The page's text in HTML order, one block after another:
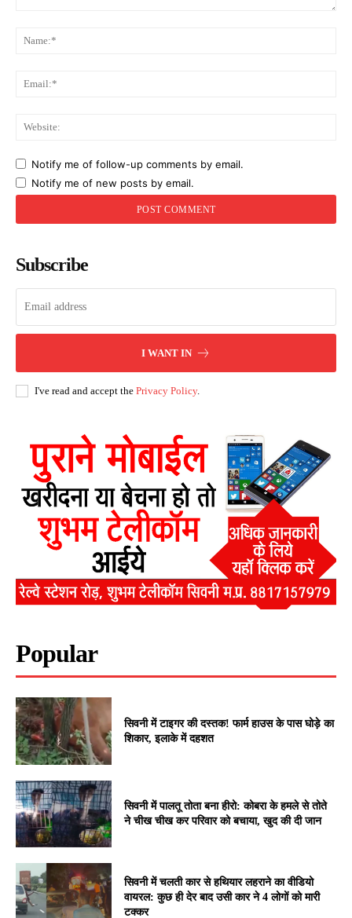
Notify me of follow-up comments by email.
Notify me of new posts by email.
Subscribe
I WANT IN
I've read and accept the Privacy Policy.
Popular
सिवनी में टाइगर की दस्तक! फार्म हाउस के पास घोड़े का
शिकार, इलाके में दहशत
सिवनी में पालतू तोता बना हीरो: कोबरा के हमले से तोते
ने चीख चीख कर परिवार को बचाया, खुद की दी जान
सिवनी में चलती कार से हथियार लहराने का वीडियो
वायरल: कुछ ही देर बाद उसी कार ने 4 लोगों को मारी
टक्कर